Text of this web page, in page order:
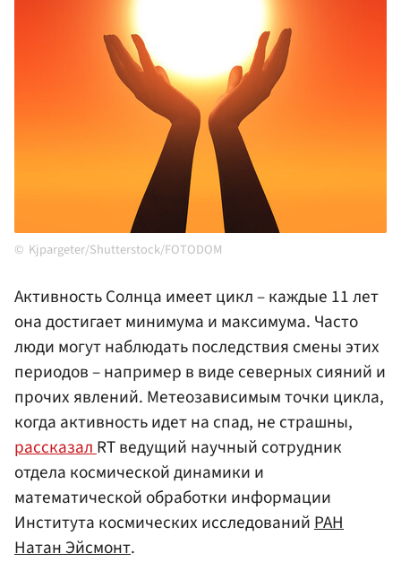
Kjpargeter/Shutterstock/FOTODOM
Активность Солнца имеет цикл – каждые 11 лет
она достигает минимума и максимума. Часто
люди могут наблюдать последствия смены этих
периодов – например в виде северных сияний и
прочих явлений. Метеозависимым точки цикла,
когда активность идет на спад, не страшны,
рассказалRT ведущий научный сотрудник
отдела космической динамики и
математической обработки информации
Института космических исследованийРАН
Натан Эйсмонт.